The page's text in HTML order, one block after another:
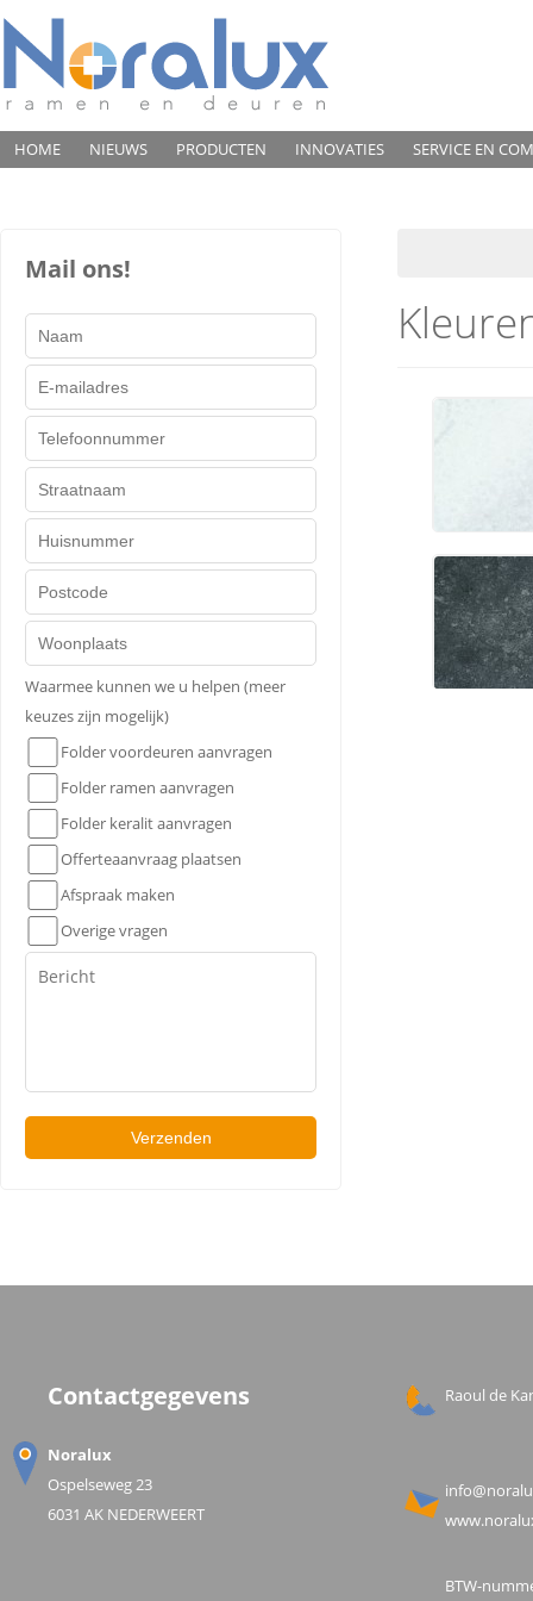
HOME NIEUWS PRODUCTEN INNOVATIES
SERVICE EN
Mail ons!
Waarmee kunnen we u helpen (meer
keuzes zijn mogelijk)
Folder voordeuren aanvragen
Folder ramen aanvragen
Folder keralit aanvragen
Offerteaanvraag plaatsen
Afspraak maken
Overige vragen
Contactgegevens
Noralux
Ospelseweg 23
6031 AK NEDERWEERT
Raoul de
BTW-